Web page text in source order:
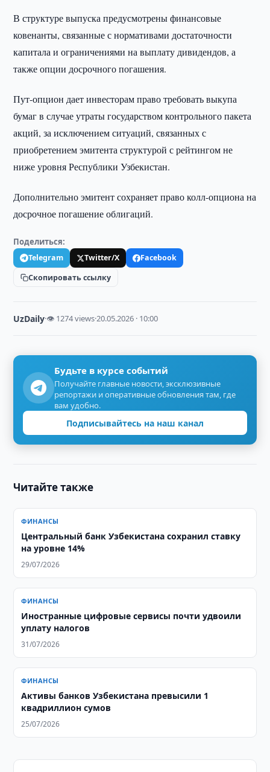
В структуре выпуска предусмотрены финансовые
ковенанты, связанные с нормативами достаточности
капитала и ограничениями на выплату дивидендов, а
также опции досрочного погашения.
Пут-опцион дает инвесторам право требовать выкупа
бумаг в случае утраты государством контрольного пакета
акций, за исключением ситуаций, связанных с
приобретением эмитента структурой с рейтингом не
ниже уровня Республики Узбекистан.
Дополнительно эмитент сохраняет право колл-опциона на
досрочное погашение облигаций.
Поделиться:
Telegram Twitter/X
Facebook
Скопировать ссылку
UzDaily·👁 1274 views·20.05.2026 · 10:00
Будьте в курсе событий
Получайте главные новости, эксклюзивные
репортажи и оперативные обновления там, где
вам удобно.
Подписывайтесь на наш канал
Читайте также
ФИНАНСЫ
Центральный банк Узбекистана сохранил ставку
на уровне 14%
29/07/2026
ФИНАНСЫ
Иностранные цифровые сервисы почти удвоили
уплату налогов
31/07/2026
ФИНАНСЫ
Активы банков Узбекистана превысили 1
квадриллион сумов
25/07/2026